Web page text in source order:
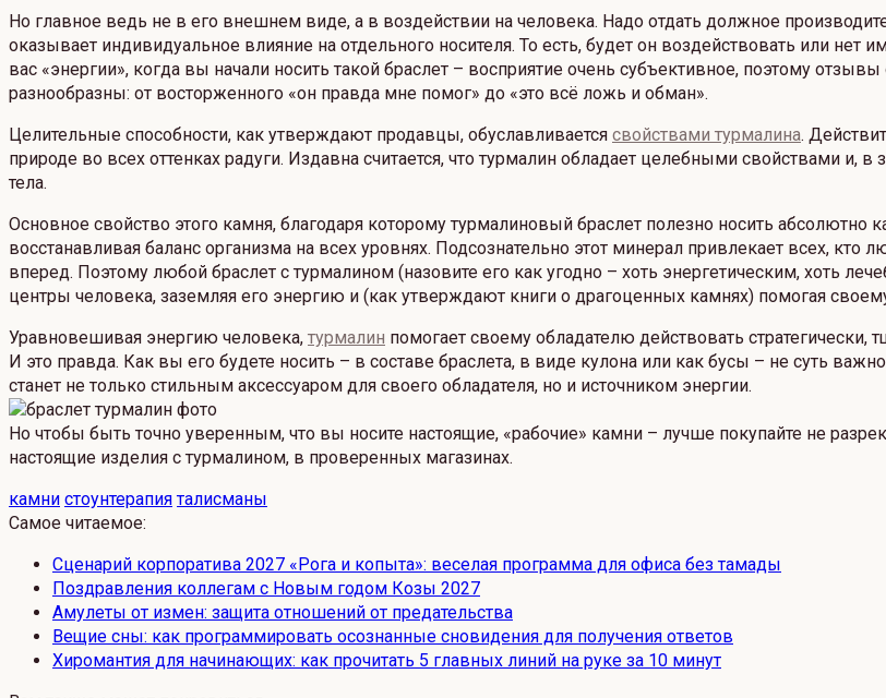
Но главное ведь не в его внешнем виде, а в воздействии на человека. Надо отдать должное
оказывает индивидуальное влияние на отдельного носителя. То есть, будет он воздействовать или
вас «энергии», когда вы начали носить такой браслет – восприятие очень субъективное, поэтому
разнообразны: от восторженного «он правда мне помог» до «это всё ложь и обман».
Целительные способности, как утверждают продавцы, обуславливается свойствами турмалина.
природе во всех оттенках радуги. Издавна считается, что турмалин обладает целебными свойствами и,
тела.
Основное свойство этого камня, благодаря которому турмалиновый браслет полезно носить
восстанавливая баланс организма на всех уровнях. Подсознательно этот минерал привлекает всех, кто
вперед. Поэтому любой браслет с турмалином (назовите его как угодно – хоть энергетическим, хоть
центры человека, заземляя его энергию и (как утверждают книги о драгоценных камнях) помогая
Уравновешивая энергию человека, турмалин помогает своему обладателю действовать
И это правда. Как вы его будете носить – в составе браслета, в виде кулона или как бусы – не суть
станет не только стильным аксессуаром для своего обладателя, но и источником энергии.
Но чтобы быть точно уверенным, что вы носите настоящие, «рабочие» камни – лучше покупайте не
настоящие изделия с турмалином, в проверенных магазинах.
камни стоунтерапия талисманы
Самое читаемое:
Сценарий корпоратива 2027 «Рога и копыта»: веселая программа для офиса без тамады
Поздравления коллегам с Новым годом Козы 2027
Амулеты от измен: защита отношений от предательства
Вещие сны: как программировать осознанные сновидения для получения ответов
Хиромантия для начинающих: как прочитать 5 главных линий на руке за 10 минут